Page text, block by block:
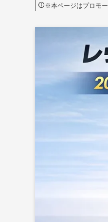
※本ページはプロモ